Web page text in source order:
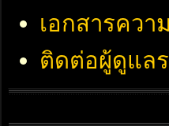
เอกสารควา
ติดต่อผู้ดูแล